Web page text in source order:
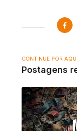
CONTINUE POR AQUI
Postagens